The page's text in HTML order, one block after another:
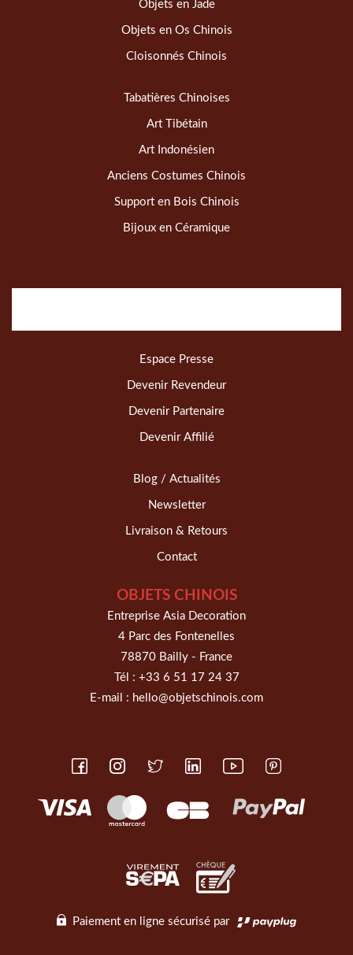
Objets en Jade
Objets en Os Chinois
Cloisonnés Chinois
Tabatières Chinoises
Art Tibétain
Art Indonésien
Anciens Costumes Chinois
Support en Bois Chinois
Bijoux en Céramique
Espace Presse
Devenir Revendeur
Devenir Partenaire
Devenir Affilié
Blog / Actualités
Newsletter
Livraison & Retours
Contact
OBJETS CHINOIS
Entreprise Asia Decoration
4 Parc des Fontenelles
78870 Bailly - France
Tél : +33 6 51 17 24 37
E-mail : hello@objetschinois.com
Paiement en ligne sécurisé par